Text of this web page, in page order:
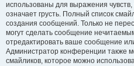
использованы для выражения
означает грусть. Полный список
создания сообщений. Только не
могут сделать сообщение
отредактировать ваше сообщение
Администратор конференции также
смайликов, которое можно